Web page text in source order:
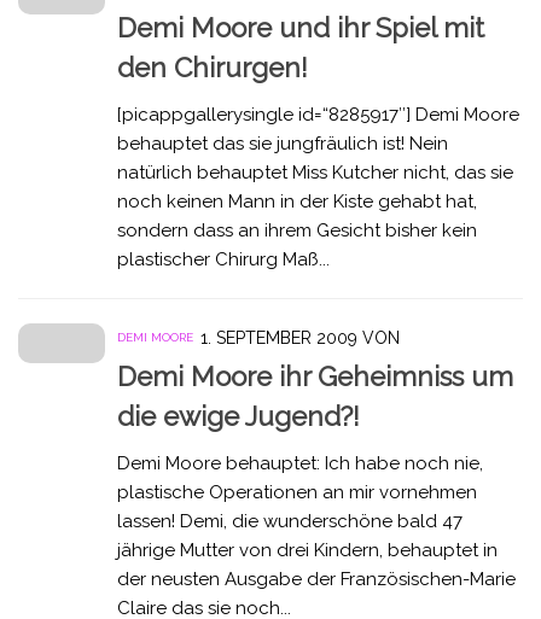
Demi Moore und ihr Spiel mit
den Chirurgen!
[picappgallerysingle id=“8285917″] Demi Moore
behauptet das sie jungfräulich ist! Nein
natürlich behauptet Miss Kutcher nicht, das sie
noch keinen Mann in der Kiste gehabt hat,
sondern dass an ihrem Gesicht bisher kein
plastischer Chirurg Maß...
DEMI MOORE 1. SEPTEMBER 2009 VON
Demi Moore ihr Geheimniss um
die ewige Jugend?!
Demi Moore behauptet: Ich habe noch nie,
plastische Operationen an mir vornehmen
lassen! Demi, die wunderschöne bald 47
jährige Mutter von drei Kindern, behauptet in
der neusten Ausgabe der Französischen-Marie
Claire das sie noch...